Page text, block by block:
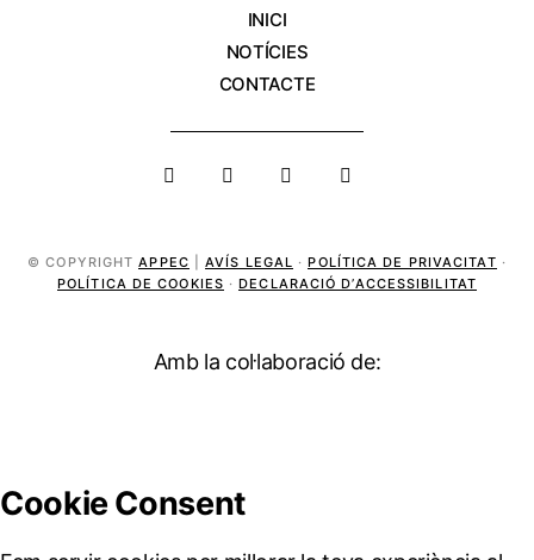
INICI
NOTÍCIES
CONTACTE
© COPYRIGHTAPPEC |AVÍS LEGAL ·POLÍTICA DE PRIVACITAT ·
POLÍTICA DE COOKIES ·DECLARACIÓ D’ACCESSIBILITAT
Amb la col·laboració de: